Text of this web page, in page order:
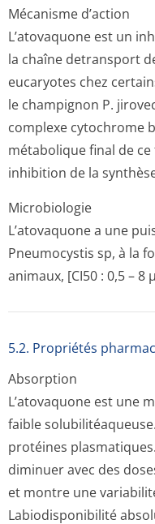
Mécanisme d’action
L’atovaquone est un
la chaîne detransport
eucaryotes chez
le champignon P.
complexe cytochrome
métabolique final de
inhibition de la
Microbiologie
L’atovaquone a une
Pneumocystis sp, à la
animaux, [CI50 : 0,5 – 8
5.2. Propriétés
Absorption
L’atovaquone est une
faible
protéines
diminuer avec des
et montre une
Labiodisponibilité